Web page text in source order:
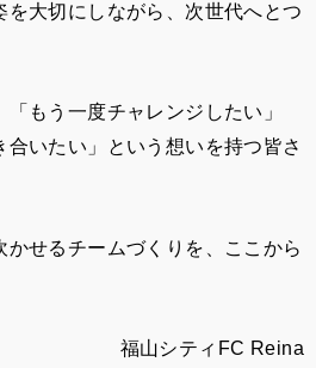
大切にしながら、次世代へとつ
もう一度チャレンジしたい」
合いたい」という想いを持つ皆さ
かせるチームづくりを、ここから
福山シティFC Reina